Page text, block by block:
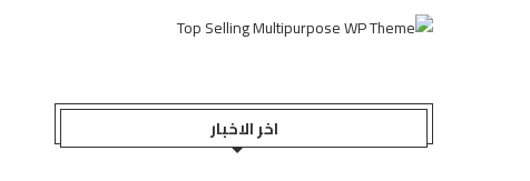
اخر الاخبار